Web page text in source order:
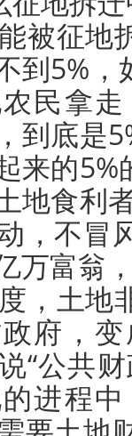
被征地
到5%
民拿
到底是
来的
地食利
，不冒
万富翁
，土地
府，
“公共
进程